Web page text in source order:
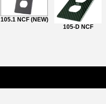
105.1 NCF (NEW)
105-D NCF